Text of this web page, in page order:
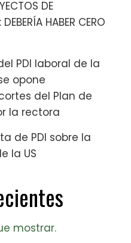
DE
HABER CERO
PDI laboral de la
opone
del Plan de
la rectora
de PDI sobre la
la US
mostrar.